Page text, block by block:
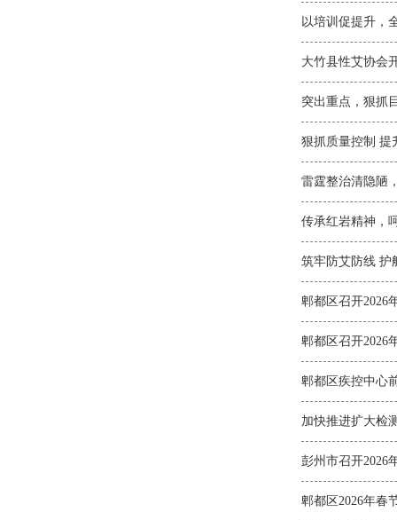
以培训促提升，
大竹县性艾协会
突出重点，狠抓
狠抓质量控制
雷霆整治清隐陋
传承红岩精神，
筑牢防艾防线 护
郫都区召开2026
郫都区召开2026
郫都区疾控中心
加快推进扩大检
彭州市召开2026
郫都区2026年春